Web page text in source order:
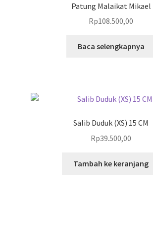
Patung Malaikat Mikael
Rp108.500,00
Baca selengkapnya
Salib Duduk (XS) 15 CM
Rp39.500,00
Tambah ke keranjang